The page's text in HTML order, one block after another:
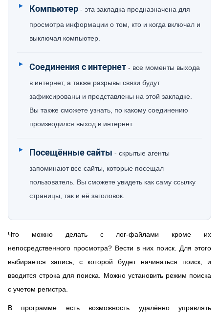
Компьютер - эта закладка предназначена для
просмотра информации о том, кто и когда включал и
выключал компьютер.
Соединения с интернет - все моменты выхода
в интернет, а также разрывы связи будут
зафиксированы и представлены на этой закладке.
Вы также сможете узнать, по какому соединению
производился выход в интернет.
Посещённые сайты - скрытые агенты
запоминают все сайты, которые посещал
пользователь. Вы сможете увидеть как саму ссылку
страницы, так и её заголовок.
Что можно делать с лог-файлами кроме их
непосредственного просмотра? Вести в них поиск. Для этого
выбирается запись, с которой будет начинаться поиск, и
вводится строка для поиска. Можно установить режим поиска
с учетом регистра.
В программе есть возможность удалённо управлять